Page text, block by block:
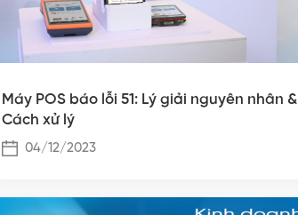
Máy POS báo lỗi 51: Lý giải nguyên nhân &
Cách xử lý
04/12/2023